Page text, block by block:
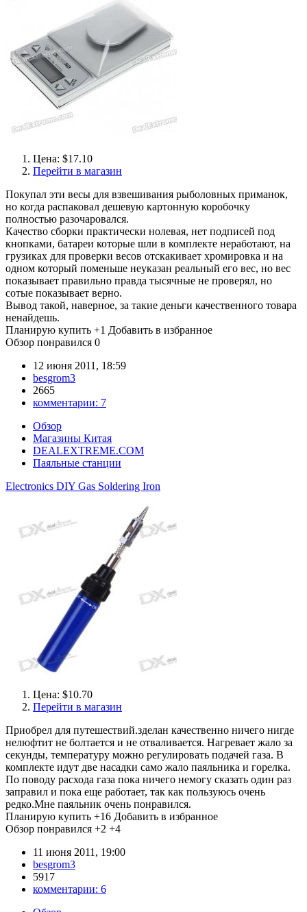
Цена: $17.10
Перейти в магазин
Покупал эти весы для взвешивания рыболовных приманок,
но когда распаковал дешевую картонную коробочку
полностью разочаровался.
Качество сборки практически нолевая, нет подписей под
кнопками, батареи которые шли в комплекте неработают, на
грузиках для проверки весов отскакивает хромировка и на
одном который поменьше неуказан реальный его вес, но вес
показывает правильно правда тысячные не проверял, но
сотые показывает верно.
Вывод такой, наверное, за такие деньги качественного товара
ненайдешь.
Планирую купить +1 Добавить в избранное
Обзор понравился 0
12 июня 2011, 18:59
besgrom3
2665
комментарии: 7
Обзор
Магазины Китая
DEALEXTREME.COM
Паяльные станции
Electronics DIY Gas Soldering Iron
Цена: $10.70
Перейти в магазин
Приобрел для путешествий.зделан качественно ничего нигде
нелюфтит не болтается и не отваливается. Нагревает жало за
секунды, температуру можно регулировать подачей газа. В
комплекте идут две насадки само жало паяльника и горелка.
По поводу расхода газа пока ничего немогу сказать один раз
заправил и пока еще работает, так как пользуюсь очень
редко.Мне паяльник очень понравился.
Планирую купить +16 Добавить в избранное
Обзор понравился +2 +4
11 июня 2011, 19:00
besgrom3
5917
комментарии: 6